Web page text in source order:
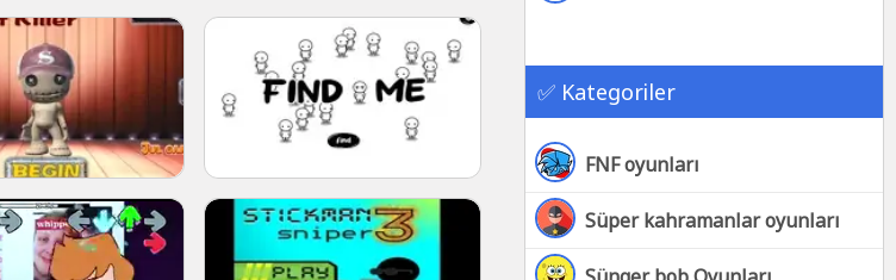
✅ Kategoriler
FNF oyunları
Süper kahramanlar oyunları